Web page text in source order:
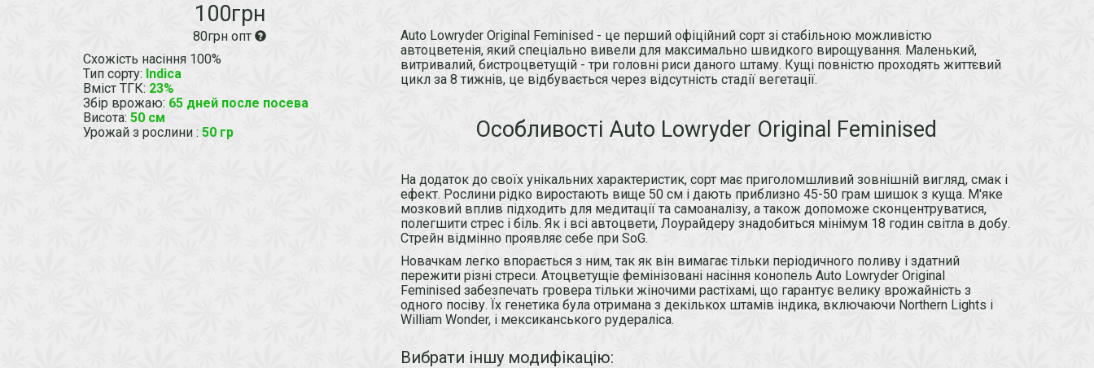
100грн
80грн опт
Схожість насіння 100%
Тип сорту: Indica
Вміст ТГК: 23%
Збір врожаю: 65 дней после посева
Висота: 50 см
Урожай з рослини : 50 гр
Auto Lowryder Original Feminised - це перший офіційний сорт зі стабільною можливістю
автоцветенія, який спеціально вивели для максимально швидкого вирощування. Маленький,
витривалий, бистроцветущій - три головні риси даного штаму. Кущі повністю проходять життєвий
цикл за 8 тижнів, це відбувається через відсутність стадії вегетації.
Особливості Auto Lowryder Original Feminised
На додаток до своїх унікальних характеристик, сорт має приголомшливий зовнішній вигляд, смак і
ефект. Рослини рідко виростають вище 50 см і дають приблизно 45-50 грам шишок з куща. М'яке
мозковий вплив підходить для медитації та самоаналізу, а також допоможе сконцентруватися,
полегшити стрес і біль. Як і всі автоцвети, Лоурайдеру знадобиться мінімум 18 годин світла в добу.
Стрейн відмінно проявляє себе при SoG.
Новачкам легко впорається з ним, так як він вимагає тільки періодичного поливу і здатний
пережити різні стреси. Атоцветущіе фемінізовані насіння конопель Auto Lowryder Original
Feminised забезпечать гровера тільки жіночими растіхамі, що гарантує велику врожайність з
одного посіву. Їх генетика була отримана з декількох штамів індика, включаючи Northern Lights і
William Wonder, і мексиканського рудераліса.
Вибрати іншу модифікацію: